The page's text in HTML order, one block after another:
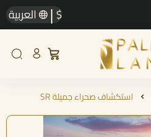
$
| العربية
استكشاف صحراء جميلة SR